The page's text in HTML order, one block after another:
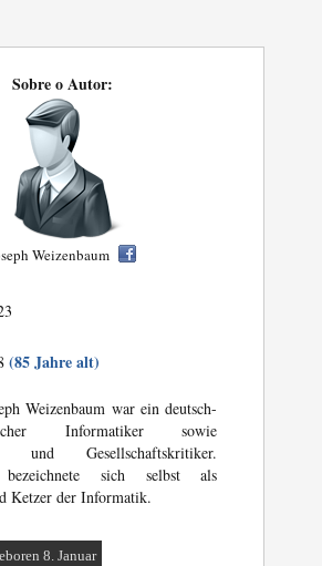
Sobre o Autor:
Weizenbaum
(85 Jahre alt)
Weizenbaum war ein deutsch-
Informatiker sowie
und Gesellschaftskritiker.
bezeichnete sich selbst als
Ketzer der Informatik.
8. Januar